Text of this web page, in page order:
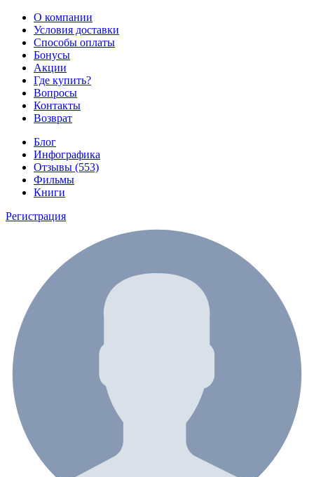
О компании
Условия доставки
Способы оплаты
Бонусы
Акции
Где купить?
Вопросы
Контакты
Возврат
Блог
Инфографика
Отзывы (553)
Фильмы
Книги
Регистрация